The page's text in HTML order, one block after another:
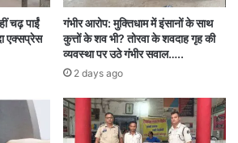
है। संदेहियों का वेरीफिकेशन आज
ChhattisgarhPolice
ElectionSecurity
चढ़ पाईं
एक्सप्रेस
गंभीर आरोप: मुक्तिधाम में इंसानों के साथ
कुत्तों के शव भी? तोरवा के शवदाह गृह की
व्यवस्था पर उठे गंभीर सवाल…..
2 days ago